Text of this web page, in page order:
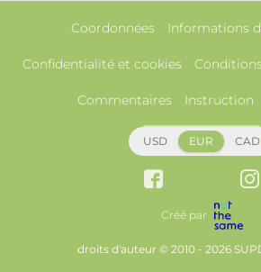
Coordonnées Informations
Confidentialité et cookies
Commentaires Instruction
USD EUR CAD
Créé par
droits d'auteur © 2010 - 2026